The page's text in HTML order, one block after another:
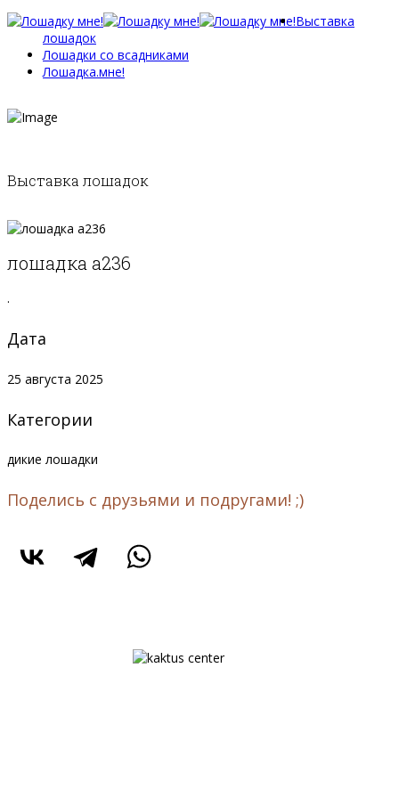
Выставка
лошадок
Лошадки со всадниками
Лошадка.мне!
Выставка лошадок
лошадка а236
.
Дата
25 августа 2025
Категории
дикие лошадки
Поделись с друзьями и подругами! ;)